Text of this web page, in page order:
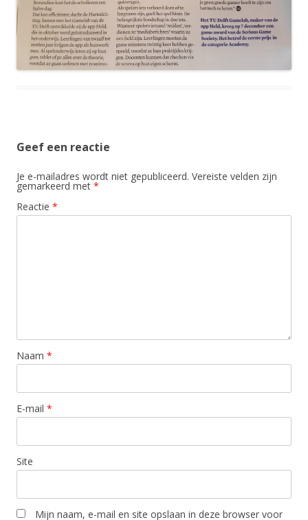
Geef een reactie
Je e-mailadres wordt niet gepubliceerd. Vereiste velden zijn
gemarkeerd met *
Reactie *
Naam *
E-mail *
Site
Mijn naam, e-mail en site opslaan in deze browser voor